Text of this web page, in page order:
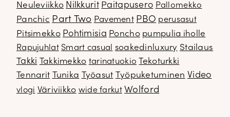
Neuleviikko Nilkkurit Paitapusero Pallomekko
Panchic Part Two Pavement PBO perusasut
Pitsimekko Pohtimisia Poncho pumpulia iholle
Rapujuhlat Smart casual soakedinluxury Stailaus
Takki
Takkimekko tarinatuokio
Tekoturkki
Tennarit
Tunika Työasut Työpuketuminen Video
vlogi Väriviikko wide farkut Wolford